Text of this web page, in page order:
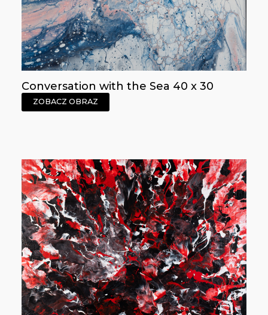
Conversation with the Sea 40 x 30
ZOBACZ OBRAZ